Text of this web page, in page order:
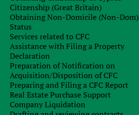
Citizenship (Great Britain)
Obtaining Non-Domicile (Non-Dom)
Status
Services related to CFC
Assistance with Filing a Property
Declaration
Preparation of Notification on
Acquisition/Disposition of CFC
Preparing and Filing a CFC Report
Real Estate Purchase Support
Company Liquidation